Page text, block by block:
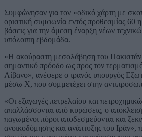
Συμφώνησαν για τον «οδικό χάρτη με
οριστική συμφωνία εντός προθεσμίας 60
βάσεις για την άμεση έναρξη νέων
υπόλοιπη εβδομάδα.
«Η ακούραστη μεσολάβηση του Πακιστάν
σημαντικό πρόοδο ως προς τον
Λίβανο», ανέφερε ο ιρανός υπουργός
μέσω X, που συμμετέχει στην
«Οι εξαγωγές πετρελαίου και
απαλλάσσονται από κυρώσεις, ο
παγωμένοι πόροι αποδεσμεύονται και
ανοικοδόμησης και ανάπτυξης του